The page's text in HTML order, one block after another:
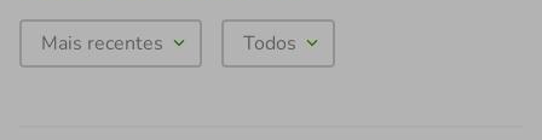
Mais recentes Todos